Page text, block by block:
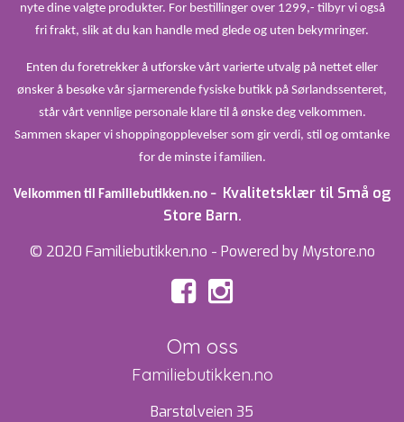
nyte dine valgte produkter. For bestillinger over 1299,- tilbyr vi også
fri frakt, slik at du kan handle med glede og uten bekymringer.
Enten du foretrekker å utforske vårt varierte utvalg på nettet eller
ønsker å besøke vår sjarmerende fysiske butikk på Sørlandssenteret,
står vårt vennlige personale klare til å ønske deg velkommen.
Sammen skaper vi shoppingopplevelser som gir verdi, stil og omtanke
for de minste i familien.
Velkommen til Familiebutikken.no – Kvalitetsklær til Små og
Store Barn.
© 2020 Familiebutikken.no - Powered by Mystore.no
Om oss
Familiebutikken.no
Barstølveien 35